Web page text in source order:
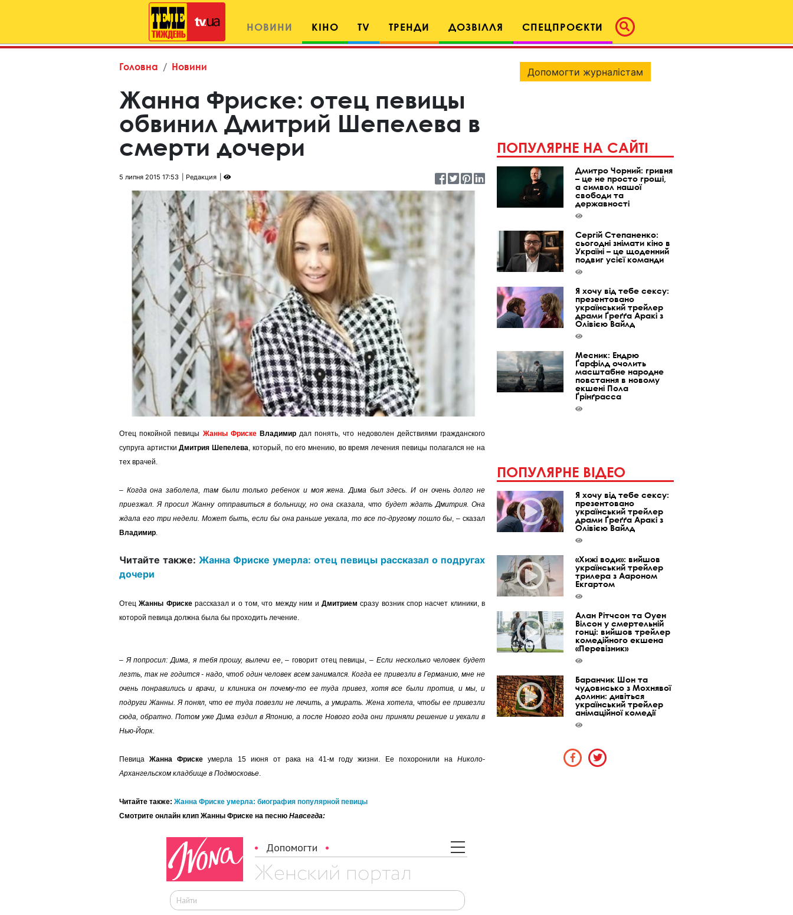
НОВИНИ КІНО TV ТРЕНДИ ДОЗВІЛЛЯ СПЕЦПРОЄКТИ
Головна Новини
Жанна Фриске: отец певицы
обвинил Дмитрий Шепелева в
смерти дочери
5 липня 2015 17:53 Редакция
Отец покойной певицы Жанны ФрискеВладимирдал понять, что недоволен действиями гражданского
супруга артисткиДмитрия Шепелева , который, по его мнению, во время лечения певицы полагался не на
тех врачей.
– Когда она заболела, там были только ребенок и моя жена. Дима был здесь. И он очень долго не
приезжал. Я просил Жанну отправиться в больницу, но она сказала, что будет ждать Дмитрия. Она
ждала его три недели. Может быть, если бы она раньше уехала, то все по-другому пошло бы ,– сказал
Владимир
Читайте также: Жанна Фриске умерла: отец певицы рассказал о подругах
дочери
ОтецЖанны Фрискерассказал и о том, что между ним и Дмитриемсразу возник спор насчет клиники, в
которой певица должна была бы проходить лечение.
– Я попросил: Дима, я тебя прошу, вылечи ее,– говорит отец певицы,– Если несколько человек будет
лезть, так не годится - надо, чтоб один человек всем занимался. Когда ее привезли в Германию, мне не
очень понравились и врачи, и клиника он почему-то ее туда привез, хотя все были против, и мы, и
подруги Жанны. Я понял, что ее туда повезли не лечить, а умирать. Жена хотела, чтобы ее привезли
сюда, обратно. Потом уже Дима ездил в Японию, а после Нового года они приняли решение и уехали в
Нью-Йорк.
Певица Жанна Фриске умерла 15 июня от рака на 41-м году жизни. Ее похоронили на Николо-
Архангельском кладбище в Подмосковье
Читайте также: Жанна Фриске умерла: биография популярной певицы
Смотрите онлайн клип Жанны Фриске на песню Навсегда:
Допомогти журналістам
ПОПУЛЯРНЕ НА САЙТІ
Дмитро Чорний: гривня
– це не просто гроші,
а символ нашої
свободи та
державності
Сергій Степаненко:
сьогодні знімати кіно в
Україні – це щоденний
подвиг усієї команди
Я хочу від тебе сексу:
презентовано
український трейлер
драми Ґреґґа Аракі з
Олівією Вайлд
Месник: Ендрю
Ґарфілд очолить
масштабне народне
повстання в новому
екшені Пола
Ґрінґрасса
ПОПУЛЯРНЕ ВІДЕО
Я хочу від тебе сексу:
презентовано
український трейлер
драми Ґреґґа Аракі з
Олівією Вайлд
«Хижі води»: вийшов
український трейлер
трилера з Аароном
Екгартом
Алан Рітчсон та Оуен
Вілсон у смертельній
гонці: вийшов трейлер
комедійного екшена
«Перевізник»
Баранчик Шон та
чудовисько з Мохнявої
долини: дивіться
український трейлер
анімаційної комедії